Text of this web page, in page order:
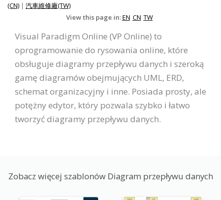
(CN) | 汽車維修廠(TW)
View this page in:EN CN TW
Visual Paradigm Online (VP Online) to
oprogramowanie do rysowania online, które
obsługuje diagramy przepływu danych i szeroką
gamę diagramów obejmujących UML, ERD,
schemat organizacyjny i inne. Posiada prosty, ale
potężny edytor, który pozwala szybko i łatwo
tworzyć diagramy przepływu danych.
Zobacz więcej szablonów Diagram przepływu danych